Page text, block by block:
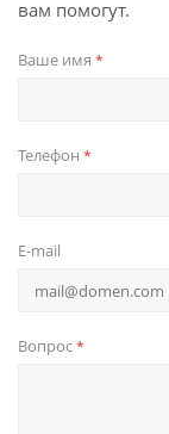
вам помогут.
Ваше имя *
Телефон *
E-mail
Вопрос*